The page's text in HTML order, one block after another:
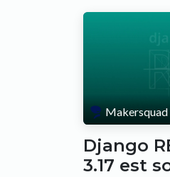
Makersquad
Django
3.17 est